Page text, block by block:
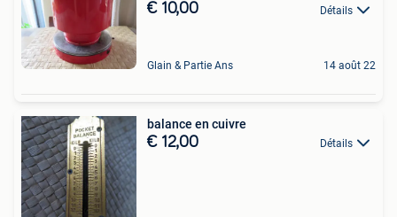
€ 10,00 Détails
Glain & Partie Ans 14 août 22
balance en cuivre
€ 12,00 Détails